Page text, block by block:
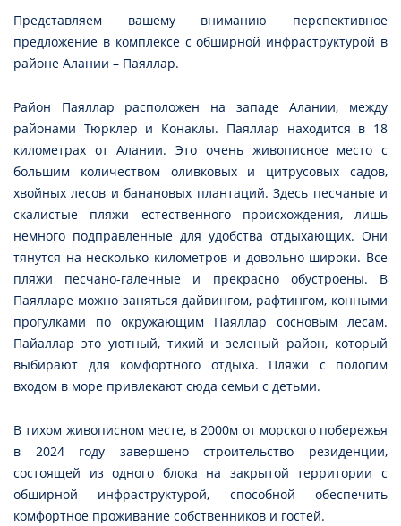
Представляем вашему вниманию перспективное
предложение в комплексе с обширной инфраструктурой в
районе Алании – Паяллар.
Район Паяллар расположен на западе Алании, между
районами Тюрклер и Конаклы. Паяллар находится в 18
километрах от Алании. Это очень живописное место с
большим количеством оливковых и цитрусовых садов,
хвойных лесов и банановых плантаций. Здесь песчаные и
скалистые пляжи естественного происхождения, лишь
немного подправленные для удобства отдыхающих. Они
тянутся на несколько километров и довольно широки. Все
пляжи песчано-галечные и прекрасно обустроены. В
Паялларе можно заняться дайвингом, рафтингом, конными
прогулками по окружающим Паяллар сосновым лесам.
Пайаллар это уютный, тихий и зеленый район, который
выбирают для комфортного отдыха. Пляжи с пологим
входом в море привлекают сюда семьи с детьми.
В тихом живописном месте, в 2000м от морского побережья
в 2024 году завершено строительство резиденции,
состоящей из одного блока на закрытой территории с
обширной инфраструктурой, способной обеспечить
комфортное проживание собственников и гостей.